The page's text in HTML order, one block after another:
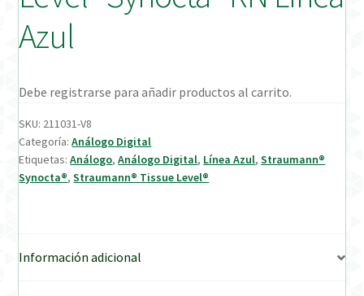
Verification Required
Azul
Debe registrarse para añadir productos al carrito.
SKU: 211031-V8
Categoría:Análogo Digital
Etiquetas:Análogo,Análogo Digital, Línea Azul,Straumann®
Synocta®,Straumann® Tissue Level®
Información adicional